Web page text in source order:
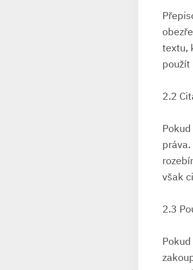
textu,
použít
2.2
však
2.3